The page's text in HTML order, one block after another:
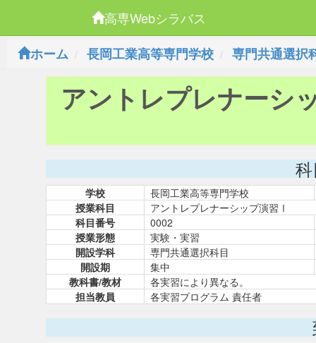
高専Webシラバス
ホーム
長岡工業高等専門学校 専門共通選択
アントレプレナーシ
学校
長岡工業高等専門学校
授業科目
アントレプレナーシップ演習Ⅰ
科目番号
0002
授業形態
実験・実習
開設学科
専門共通選択科目
開設期
集中
教科書/教材
各実習により異なる。
担当教員
各実習プログラム 責任者